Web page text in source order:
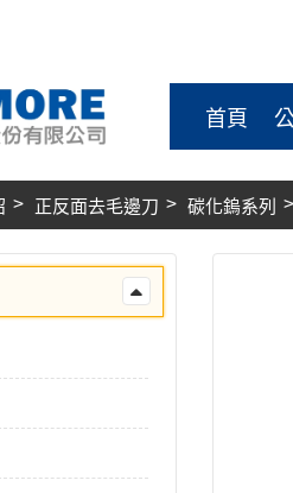
首頁
正反面去毛邊刀 碳化鎢系列